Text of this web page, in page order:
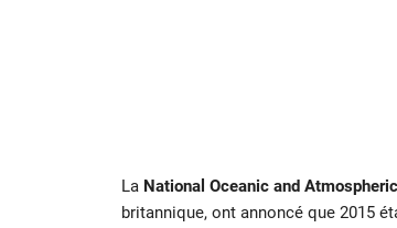
La National Oceanic and
britannique, ont annoncé que 2015